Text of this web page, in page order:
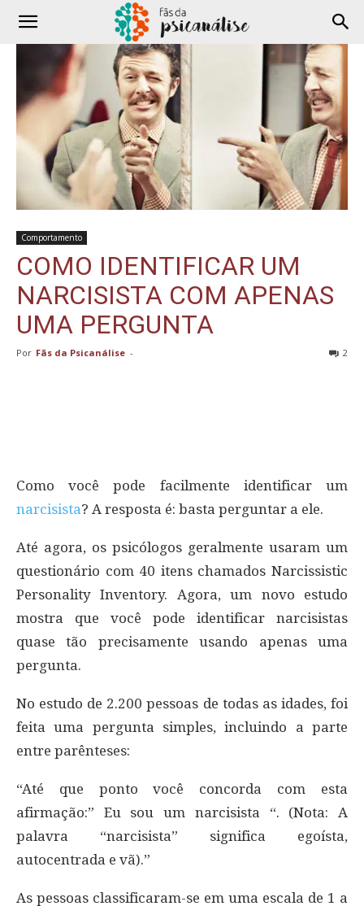
Comportamento
COMO IDENTIFICAR UM
NARCISISTA COM APENAS
UMA PERGUNTA
Por Fãs da Psicanálise - 2
Como você pode facilmente identificar um
narcisista? A resposta é: basta perguntar a ele.
Até agora, os psicólogos geralmente usaram um
questionário com 40 itens chamados Narcissistic
Personality Inventory. Agora, um novo estudo
mostra que você pode identificar narcisistas
quase tão precisamente usando apenas uma
pergunta.
No estudo de 2.200 pessoas de todas as idades, foi
feita uma pergunta simples, incluindo a parte
entre parênteses:
“Até que ponto você concorda com esta
afirmação:” Eu sou um narcisista “. (Nota: A
palavra “narcisista” significa egoísta,
autocentrada e vã).”
As pessoas classificaram-se em uma escala de 1 a